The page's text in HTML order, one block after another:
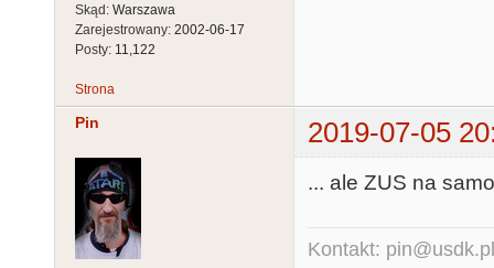
Skąd: Warszawa
Zarejestrowany: 2002-06-17
Posty: 11,122
Strona
Pin 2019-07-05
... ale ZUS na
Kontakt: pin@usdk.pl